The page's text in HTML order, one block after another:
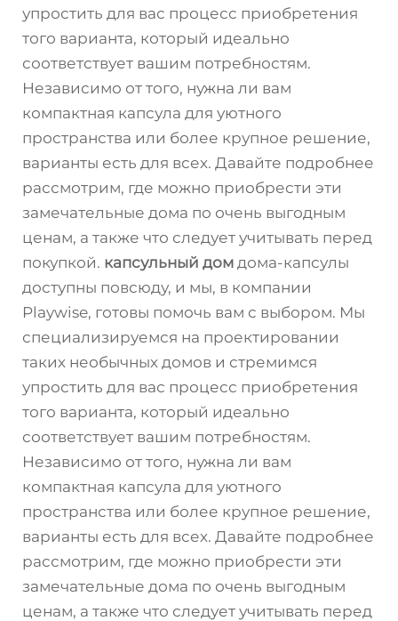
упростить для вас процесс приобретения
того варианта, который идеально
соответствует вашим потребностям.
Независимо от того, нужна ли вам
компактная капсула для уютного
пространства или более крупное решение,
варианты есть для всех. Давайте подробнее
рассмотрим, где можно приобрести эти
замечательные дома по очень выгодным
ценам, а также что следует учитывать перед
покупкой. капсульный дом дома-капсулы
доступны повсюду, и мы, в компании
Playwise, готовы помочь вам с выбором. Мы
специализируемся на проектировании
таких необычных домов и стремимся
упростить для вас процесс приобретения
того варианта, который идеально
соответствует вашим потребностям.
Независимо от того, нужна ли вам
компактная капсула для уютного
пространства или более крупное решение,
варианты есть для всех. Давайте подробнее
рассмотрим, где можно приобрести эти
замечательные дома по очень выгодным
ценам, а также что следует учитывать перед